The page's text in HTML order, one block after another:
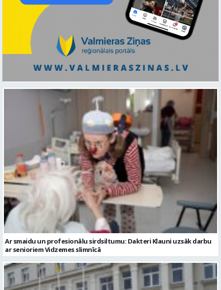
Ar smaidu un profesionālu sirdsiltumu: Dakteri Klauni uzsāk darbu
ar senioriem Vidzemes slimnīcā